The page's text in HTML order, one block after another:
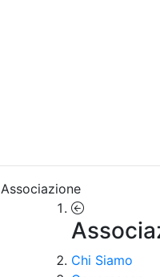
Associazione
Chi Siamo